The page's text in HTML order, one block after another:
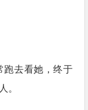
跑去看她，终于
。